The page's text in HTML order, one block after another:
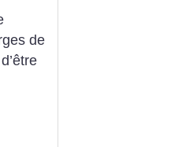
de